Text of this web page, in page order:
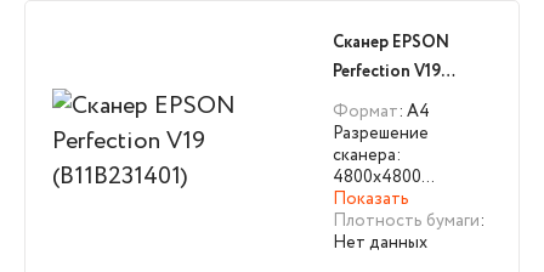
Сканер EPSON
Perfection V19
(B11B231401)
Формат: А4
Разрешение
сканера:
4800x4800…
Показать
Плотность бумаги:
Нет данных